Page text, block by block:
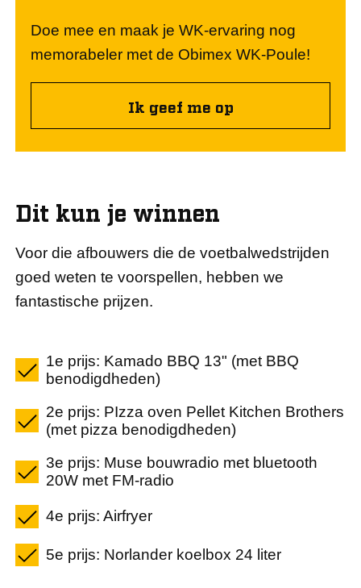
Doe mee en maak je WK-ervaring nog
memorabeler met de Obimex WK-Poule!
Ik geef me op
Dit kun je winnen
Voor die afbouwers die de voetbalwedstrijden
goed weten te voorspellen, hebben we
fantastische prijzen.
1e prijs: Kamado BBQ 13" (met BBQ
benodigdheden)
2e prijs: PIzza oven Pellet Kitchen Brothers
(met pizza benodigdheden)
3e prijs: Muse bouwradio met bluetooth
20W met FM-radio
4e prijs: Airfryer
5e prijs: Norlander koelbox 24 liter